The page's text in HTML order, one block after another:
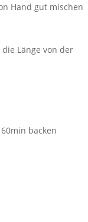
Hand gut mischen
Länge von der
backen